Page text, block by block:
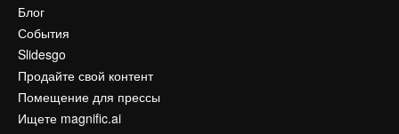
Блог
События
Slidesgo
Продайте свой контент
Помещение для прессы
Ищете magnific.ai